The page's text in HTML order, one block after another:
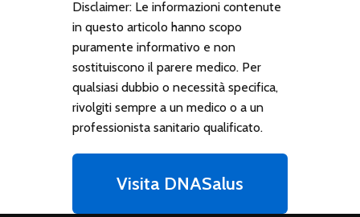
Disclaimer: Le informazioni contenute
in questo articolo hanno scopo
puramente informativo e non
sostituiscono il parere medico. Per
qualsiasi dubbio o necessità specifica,
rivolgiti sempre a un medico o a un
professionista sanitario qualificato.
Visita DNASalus